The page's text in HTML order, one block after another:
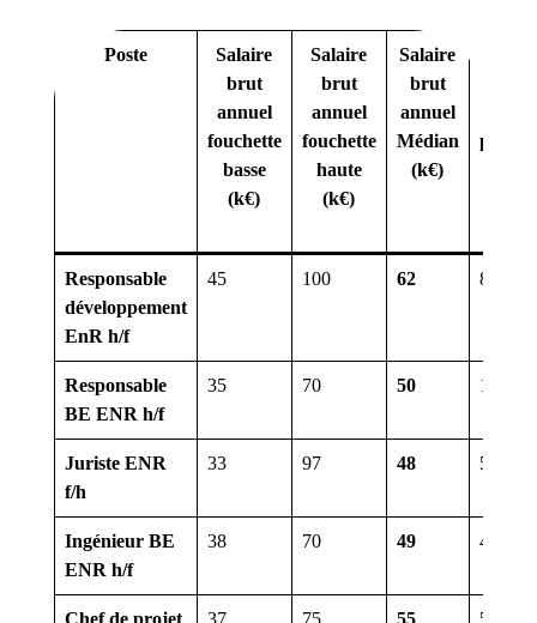
Poste
Salaire
brut
annuel
fouchette
basse
(k€)
Salaire
brut
annuel
fouchette
haute
(k€)
Salaire
brut
annuel
Médian
(k€)
Responsable
développement
EnR h/f
45 100 62 8
Responsable
BE ENR h/f
35 70 50 10
Juriste ENR
f/h
33 97 48 5
Ingénieur BE
ENR h/f
38 70 49 4
Chef de projet 37 75 55 5